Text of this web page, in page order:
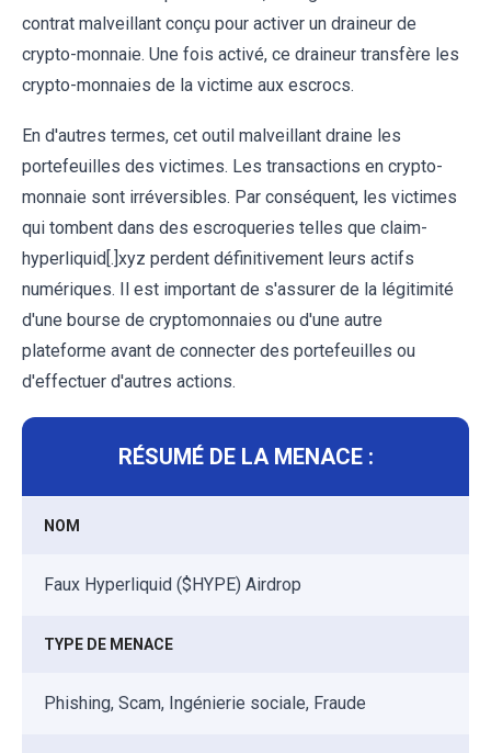
contrat malveillant conçu pour activer un draineur de
crypto-monnaie. Une fois activé, ce draineur transfère les
crypto-monnaies de la victime aux escrocs.
En d'autres termes, cet outil malveillant draine les
portefeuilles des victimes. Les transactions en crypto-
monnaie sont irréversibles. Par conséquent, les victimes
qui tombent dans des escroqueries telles que claim-
hyperliquid[.]xyz perdent définitivement leurs actifs
numériques. Il est important de s'assurer de la légitimité
d'une bourse de cryptomonnaies ou d'une autre
plateforme avant de connecter des portefeuilles ou
d'effectuer d'autres actions.
RÉSUMÉ DE LA MENACE :
NOM
Faux Hyperliquid ($HYPE) Airdrop
TYPE DE MENACE
Phishing, Scam, Ingénierie sociale, Fraude